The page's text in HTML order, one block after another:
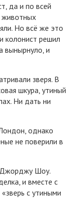
да и по всей
животных
Но всё же это
колонист решил
вынырнуло, и
зверя. В
шкура, утиный
Ни дать ни
однако
не поверили в
Джорджу Шоу.
и вместе с
с утиными